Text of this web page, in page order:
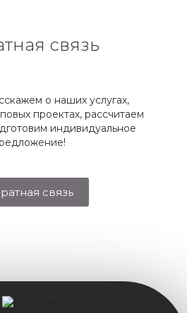
связь
о наших услугах,
проектах, рассчитаем
индивидуальное
связь